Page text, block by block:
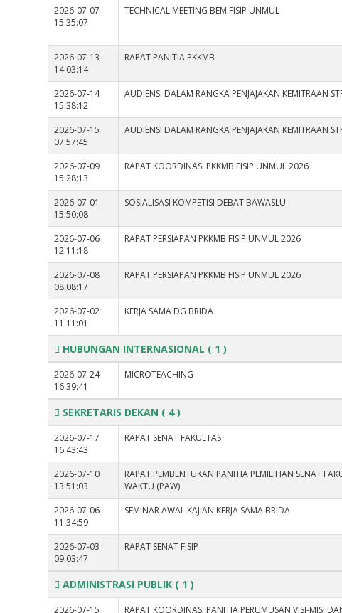
2026-07-07
15:35:07
TECHNICAL MEETING BEM FISIP UNMUL
2026-07-13
14:03:14
RAPAT PANITIA PKKMB
2026-07-14
15:38:12
AUDIENSI DALAM RANGKA PENJAJAKAN KEMITRAAN
2026-07-15
07:57:45
AUDIENSI DALAM RANGKA PENJAJAKAN KEMITRAAN
2026-07-09
15:28:13
RAPAT KOORDINASI PKKMB FISIP UNMUL 2026
2026-07-01
15:50:08
SOSIALISASI KOMPETISI DEBAT BAWASLU
2026-07-06
12:11:18
RAPAT PERSIAPAN PKKMB FISIP UNMUL 2026
2026-07-08
08:08:17
RAPAT PERSIAPAN PKKMB FISIP UNMUL 2026
2026-07-02
11:11:01
KERJA SAMA DG BRIDA
HUBUNGAN INTERNASIONAL ( 1 )
2026-07-24
16:39:41
MICROTEACHING
SEKRETARIS DEKAN ( 4 )
2026-07-17
16:43:43
RAPAT SENAT FAKULTAS
2026-07-10
13:51:03
RAPAT PEMBENTUKAN PANITIA PEMILIHAN SENAT
WAKTU (PAW)
2026-07-06
11:34:59
SEMINAR AWAL KAJIAN KERJA SAMA BRIDA
2026-07-03
09:03:47
RAPAT SENAT FISIP
ADMINISTRASI PUBLIK ( 1 )
2026-07-15 RAPAT KOORDINASI PANITIA PERUMUSAN VISI-MISI